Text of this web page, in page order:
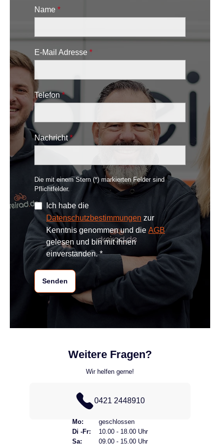
Name *
E-Mail Adresse *
Telefon*
Nachricht*
Die mit einem Stern (*) markierten Felder sind
Pflichtfelder.
Ich habe die
Datenschutzbestimmungen zur
Kenntnis genommen und die AGB
gelesen und bin mit ihnen
einverstanden. *
Senden
Weitere Fragen?
Wir helfen gerne!
0421 2448910
Mo:
geschlossen
Di -Fr:
10.00 - 18.00 Uhr
Sa:
09.00 - 15.00 Uhr